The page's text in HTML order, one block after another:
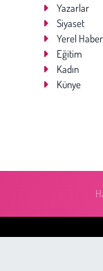
Yazarlar
Siyaset
Yerel
Eğitim
Kadın
Künye